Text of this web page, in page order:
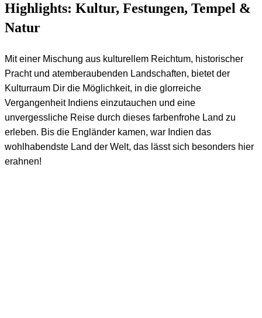
Highlights: Kultur, Festungen, Tempel &
Natur
Mit einer Mischung aus kulturellem Reichtum, historischer
Pracht und atemberaubenden Landschaften, bietet der
Kulturraum Dir die Möglichkeit, in die glorreiche
Vergangenheit Indiens einzutauchen und eine
unvergessliche Reise durch dieses farbenfrohe Land zu
erleben. Bis die Engländer kamen, war Indien das
wohlhabendste Land der Welt, das lässt sich besonders hier
erahnen!